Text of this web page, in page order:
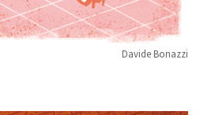
Davide Bonazzi